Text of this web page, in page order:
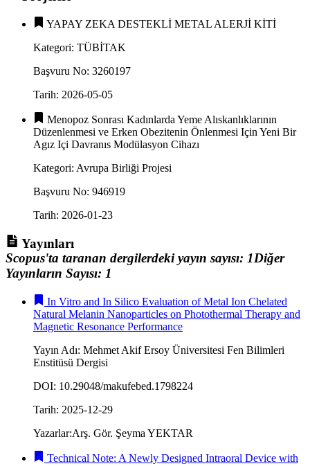
YAPAY ZEKA DESTEKLİ METAL ALERJİ KİTİ
Kategori: TÜBİTAK
Başvuru No: 3260197
Tarih: 2026-05-05
Menopoz Sonrası Kadınlarda Yeme Alıskanlıklarının
Düzenlenmesi ve Erken Obezitenin Önlenmesi Için Yeni Bir
Agız Içi Davranıs Modülasyon Cihazı
Kategori: Avrupa Birliği Projesi
Başvuru No: 946919
Tarih: 2026-01-23
Yayınları
Scopus'ta taranan dergilerdeki yayın sayısı: 1Diğer
Yayınların Sayısı: 1
In Vitro and In Silico Evaluation of Metal Ion Chelated
Natural Melanin Nanoparticles on Photothermal Therapy and
Magnetic Resonance Performance
Yayın Adı: Mehmet Akif Ersoy Üniversitesi Fen Bilimleri
Enstitüsü Dergisi
DOI: 10.29048/makufebed.1798224
Tarih: 2025-12-29
Yazarlar:Arş. Gör. Şeyma YEKTAR
Technical Note: A Newly Designed Intraoral Device with